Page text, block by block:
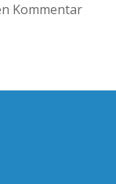
Kommentar